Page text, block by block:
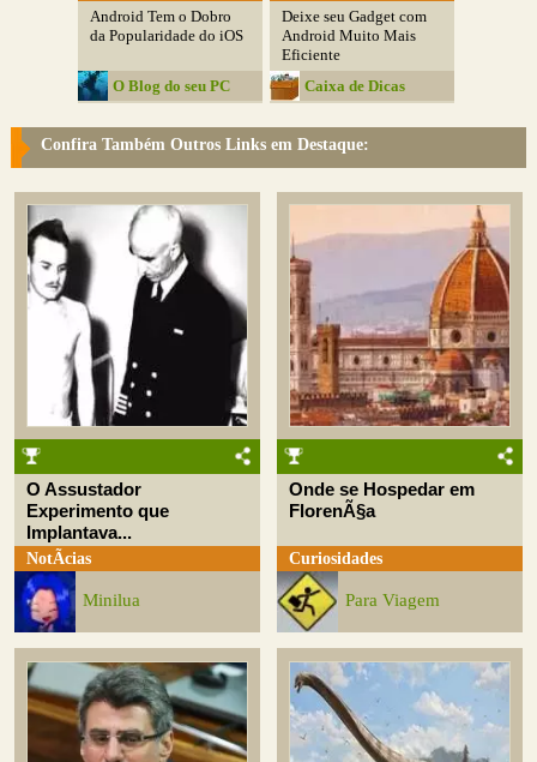
Android Tem o Dobro
da Popularidade do iOS
O Blog do seu PC
Deixe seu Gadget com
Android Muito Mais
Eficiente
Caixa de Dicas
Confira Também Outros Links em Destaque:
O Assustador
Experimento que
Implantava...
NotÃ­cias
Minilua
Onde se Hospedar em
FlorenÃ§a
Curiosidades
Para Viagem